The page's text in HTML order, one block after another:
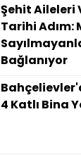
Şehit Aileleri
Tarihi Adım:
Bağlanıyor
4 Katlı Bina